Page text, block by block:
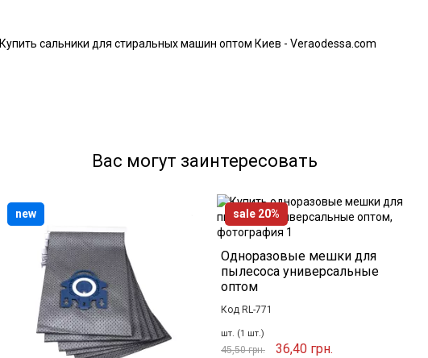
Купить сальники для стиральных машин оптом Киев - Veraodessa.com
Вас могут заинтересовать
new
Одноразовые мешки для
пылесоса универсальные
оптом
Код RL-771
шт. (1 шт.)
45,50 грн. 36,40 грн.
sale 20%